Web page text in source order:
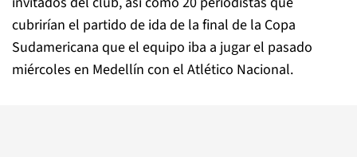
cubrirían el partido de ida de la final de la Copa
Sudamericana que el equipo iba a jugar el pasado
miércoles en Medellín con el Atlético Nacional.